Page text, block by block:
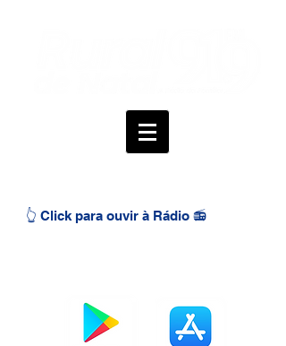
👆 Click para ouvir à Rádio 📻